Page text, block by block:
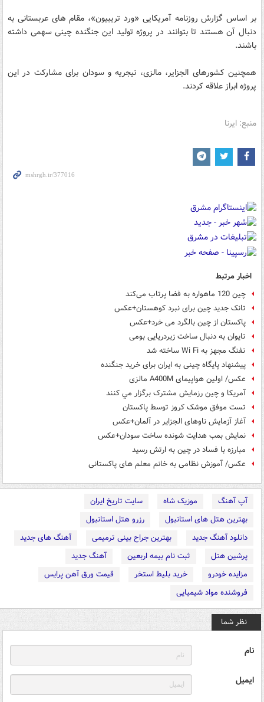
بر اساس گزارش روزنامه آمریکایی «ورد تریبیون»، مقام های عربستانی به
دنبال آن هستند تا بتوانند در پروژه تولید این جنگنده چینی سهمی داشته
باشند.
همچنین کشورهای الجزایر، مالزی، نیجریه و سودان برای مشارکت در این
پروژه ابراز علاقه کردند.
منبع: ایرنا
اخبار مرتبط
چین 120 ماهواره به فضا پرتاب می‌کند
تانک جدید چین برای نبرد کوهستان+عکس
پاکستان از چین بالگرد می خرد+عکس
تایوان به دنبال ساخت زیردریایی بومی
تفنگ مجهز به Wi Fi ساخته شد
پیشنهاد پایگاه چینی به ایران برای خرید جنگنده
عکس/ اولین هواپیمای A400M مالزی
آمريکا و چين رزمايش مشترک برگزار مي کنند
تست موفق موشک کروز توسط پاکستان
آغاز آزمایش ناوهای الجزایر در آلمان+عکس
نمایش بمب هدایت شونده ساخت سودان+عکس
مبارزه با فساد در چین به ارتش رسید
عکس/ آموزش نظامی به خانم معلم های پاکستانی
آپ آهنگ موزیک شاه
سایت تاریخ ایران
بهترین هتل های استانبول
رزرو هتل استانبول
دانلود آهنگ جدید
بهترین جراح بینی ترمیمی
آهنگ های جدید
پرشین هتل
ثبت نام بیمه اربعین
آهنگ جدید
مزایده خودرو
خرید بلیط استخر
قیمت ورق آهن پرایس
فروشنده مواد شیمیایی
نظر شما
نام
ایمیل